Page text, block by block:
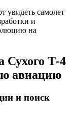
увидеть самолет
и
на
Сухого Т-4
авиацию
и поиск